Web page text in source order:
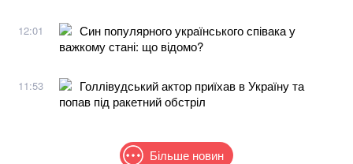
12:01
Син популярного українського співака у
важкому стані: що відомо?
11:53
Голлівудський актор приїхав в Україну та
попав під ракетний обстріл
Більше новин